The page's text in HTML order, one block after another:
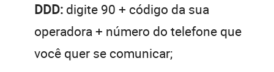
DDD: digite 90 + código da sua
operadora + número do telefone que
você quer se comunicar;